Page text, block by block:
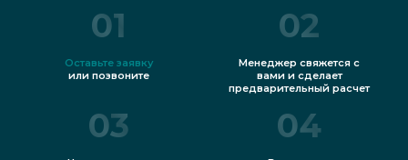
01
Оставьте заявку
или позвоните
02
Менеджер свяжется с
вами и сделает
предварительный расчет
03 04